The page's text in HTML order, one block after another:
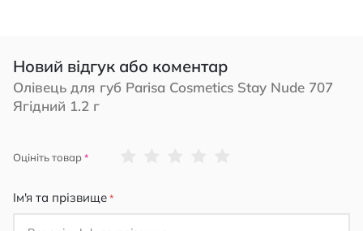
Новий відгук або коментар
Олівець для губ Parisa Cosmetics Stay Nude 707
Ягідний 1.2 г
Оцініть товар
Ім'я та прізвище